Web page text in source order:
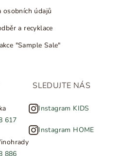
osobních údajů
a recyklace
"Sample Sale"
617
886
SLEDUJTE NÁS
Instagram KIDS
Instagram HOME